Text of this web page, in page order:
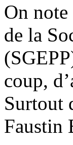
On
de la
coup,
Surtout
Faustin